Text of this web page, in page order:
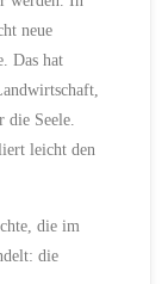
neue
Das hat
Seele.
leicht den
die im
die